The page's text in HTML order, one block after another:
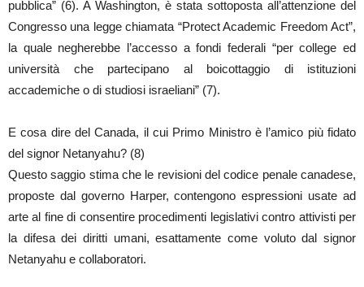
pubblica” (6). A Washington, è stata sottoposta all’attenzione del
Congresso una legge chiamata “Protect Academic Freedom Act”,
la quale negherebbe l’accesso a fondi federali “per college ed
università che partecipano al boicottaggio di istituzioni
accademiche o di studiosi israeliani” (7).
E cosa dire del Canada, il cui Primo Ministro è l’amico più fidato
del signor Netanyahu? (8)
Questo saggio stima che le revisioni del codice penale canadese,
proposte dal governo Harper, contengono espressioni usate ad
arte al fine di consentire procedimenti legislativi contro attivisti per
la difesa dei diritti umani, esattamente come voluto dal signor
Netanyahu e collaboratori.